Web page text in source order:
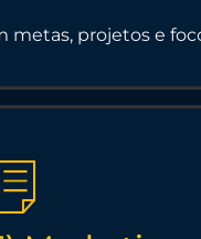
metas, projetos e